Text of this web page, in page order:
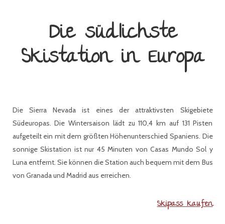
Die südlichste
Skistation in Europa
Die Sierra Nevada ist eines der attraktivsten Skigebiete
Südeuropas. Die Wintersaison lädt zu 110,4 km auf 131 Pisten
aufgeteilt ein mit dem größten Höhenunterschied Spaniens. Die
sonnige Skistation ist nur 45 Minuten von Casas Mundo Sol y
Luna entfernt. Sie können die Station auch bequem mit dem Bus
von Granada und Madrid aus erreichen.
Skipass kaufen